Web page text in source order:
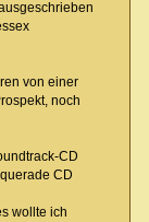
von einer
noch
CD
CD
wollte ich